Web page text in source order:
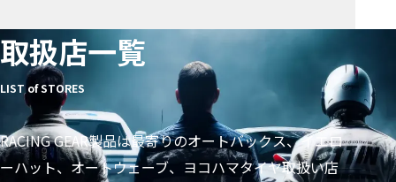
取扱店一覧
LIST of STORES
RACING GEAR製品は最寄りのオートバックス、イエロ
ーハット、オートウェーブ、ヨコハマタイヤ取扱い店